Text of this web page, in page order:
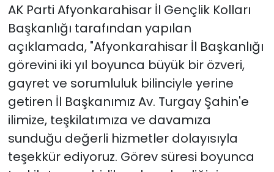
AK Parti Afyonkarahisar İl Gençlik Kolları
Başkanlığı tarafından yapılan
açıklamada, "Afyonkarahisar İl Başkanlığı
görevini iki yıl boyunca büyük bir özveri,
gayret ve sorumluluk bilinciyle yerine
getiren İl Başkanımız Av. Turgay Şahin'e
ilimize, teşkilatımıza ve davamıza
sunduğu değerli hizmetler dolayısıyla
teşekkür ediyoruz. Görev süresi boyunca